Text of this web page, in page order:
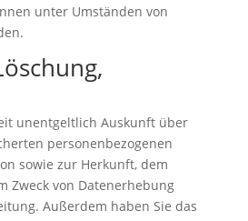
unter Umständen von
unentgeltlich Auskunft über
personenbezogenen
sowie zur Herkunft, dem
Zweck von Datenerhebung
Außerdem haben Sie das